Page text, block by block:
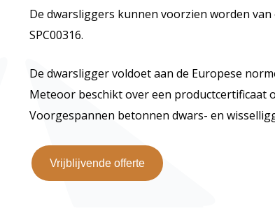
De dwarsliggers kunnen voorzien worden
SPC00316.
De dwarsligger voldoet aan de Europese
Meteoor beschikt over een productcertificaat
Voorgespannen betonnen dwars- en
Vrijblijvende offerte